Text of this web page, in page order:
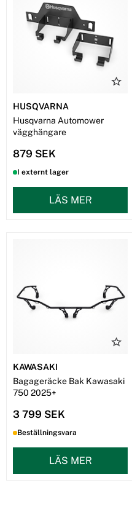
HUSQVARNA
Husqvarna Automower
vägghängare
879 SEK
I externt lager
LÄS MER
KAWASAKI
Bagageräcke Bak Kawasaki
750 2025+
3 799 SEK
Beställningsvara
LÄS MER